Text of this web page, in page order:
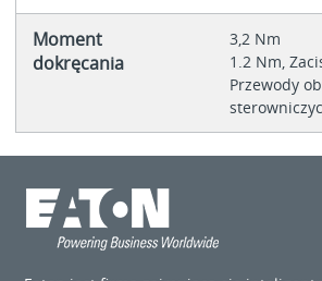
Moment
dokręcania
3,2 Nm
1.2 Nm,
Przewody